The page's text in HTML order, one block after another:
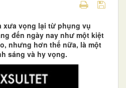
xưa vọng lại từ phụng vụ
đến ngày nay như một kiệt
nhưng hơn thế nữa, là một
sáng và hy vọng.